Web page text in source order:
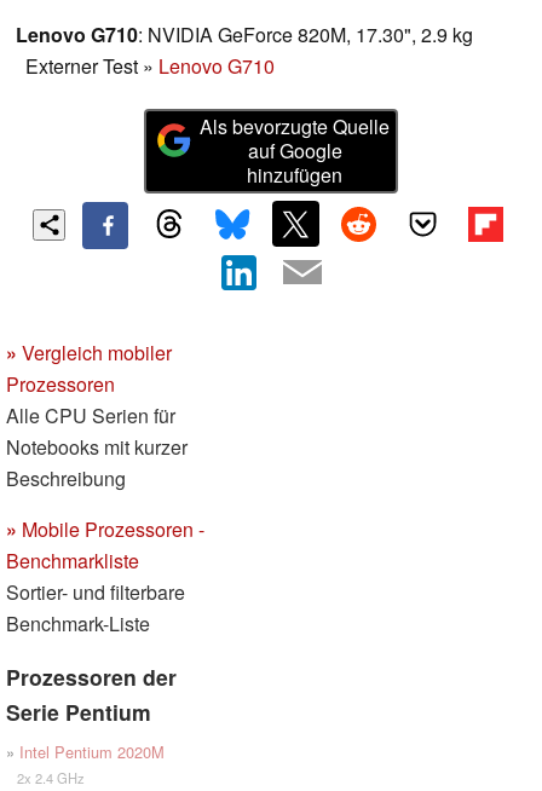
Lenovo G710: NVIDIA GeForce 820M, 17.30", 2.9 kg
Externer Test » Lenovo G710
Als bevorzugte Quelle
auf Google
hinzufügen
» Vergleich mobiler
Prozessoren
Alle CPU Serien für
Notebooks mit kurzer
Beschreibung
» Mobile Prozessoren -
Benchmarkliste
Sortier- und filterbare
Benchmark-Liste
Prozessoren der
Serie Pentium
» Intel Pentium 2020M
2x 2.4 GHz